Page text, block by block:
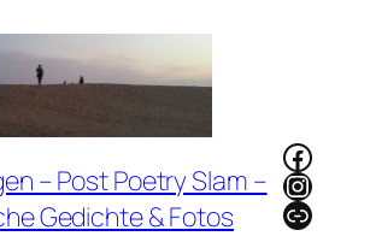
– Post Poetry Slam –
Gedichte & Fotos
Link